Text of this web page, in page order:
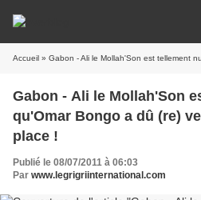
Accueil » Gabon - Ali le Mollah'Son est tellement nul
Gabon - Ali le Mollah'Son
qu'Omar Bongo a dû (re)
place !
Publié le 08/07/2011 à 06:03
Par www.legrigriinternational.com